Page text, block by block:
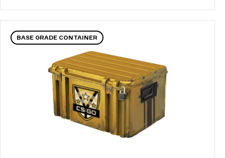
BASE GRADE CONTAINER